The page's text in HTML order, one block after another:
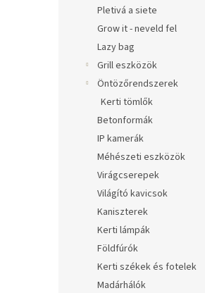
Pletivá a siete
Grow it - neveld fel
Lazy bag
Grill eszközök
Öntözőrendszerek
Kerti tömlők
Betonformák
IP kamerák
Méhészeti eszközök
Virágcserepek
Világító kavicsok
Kaniszterek
Kerti lámpák
Földfúrók
Kerti székek és fotelek
Madárhálók